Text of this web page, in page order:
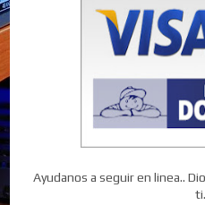
Ayudanos a seguir en linea..
ti.